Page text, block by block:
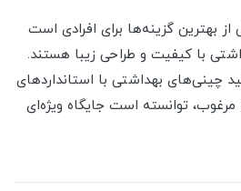
بهترین گزینه‌ها برای افرادی است
با کیفیت و طراحی زیبا هستند.
چینی‌های بهداشتی با استانداردهای
مرغوب، توانسته است جایگاه ویژه‌ای